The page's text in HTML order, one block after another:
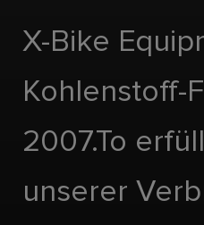
X-Bike
Kohlenstoff-
2007.To
unserer